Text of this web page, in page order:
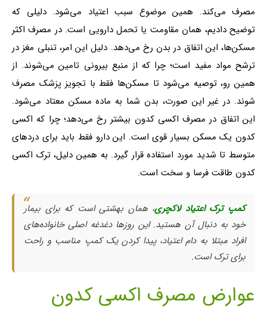
مصرف می‌کند. همین موضوع سبب اعتیاد می‌شود. دلیلی که
توضیح دادیم، همان مقاومت یا تحمل دارویی است. در مصرف اکثر
مسکن‌ها، این اتفاق در بدن رخ می‌دهد. دلیل این امر، تنبلی مغز در
ترشح مواد مفید است؛ چرا که از منبع بیرونی تامین می‌شوند. از
همین رو، توصیه می‌شود تا مسکن‌ها فقط با تجویز پزشک مصرف
شوند. در غیر این صورت، بدن شما به ماده مسکن معتاد می‌شود.
این اتفاق در مصرف اکسی کدون بیشتر رخ می‌دهد؛ چرا که اکسی
کدون یک مسکن بسیار قوی است. این دارو فقط باید برای دردهای
متوسط تا شدید مورد استفاده قرار گیرد. به همین دلیل، ترک اکسی
کدون طاقت فرسا و سخت است.
کمپ ترک اعتیاد لاکچری، همان بهشتی است که برای بیمار
خود به دنبال آن هستید. این روزها دغدغه اصلی خانواده‌های
افراد مبتلا به دام اعتیاد، پیدا کردن یک کمپ مناسب و راحت
برای ترک است.
عوارض مصرف اکسی کدون